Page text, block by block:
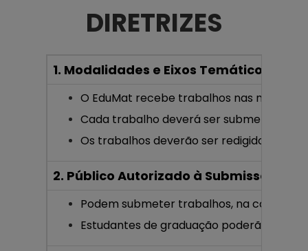
DIRETRIZES
1. Modalidades e Eixos Temáticos
O EduMat recebe trabalhos nas
Cada trabalho deverá ser submetido a
Os trabalhos deverão ser redigidos
2. Público Autorizado à Submissão
Podem submeter trabalhos, na condição
Estudantes de graduação poderão